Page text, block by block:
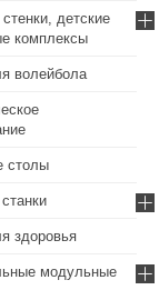
детские
комплексы
волейбола
столы
здоровья
модульные